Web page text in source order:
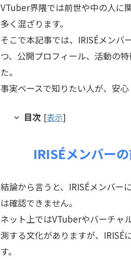
VTuber界隈では前世や中の人に
多く混ざります。
そこで本記事では、IRISÉメンバ
つ、公開プロフィール、活動の
た。
事実ベースで知りたい人が、安
目次 [表示]
IRISÉメンバー
結論から言うと、IRISÉメンバー
は確認できません。
ネット上ではVTuberやバーチャ
測する文化がありますが、IRISÉ
す。